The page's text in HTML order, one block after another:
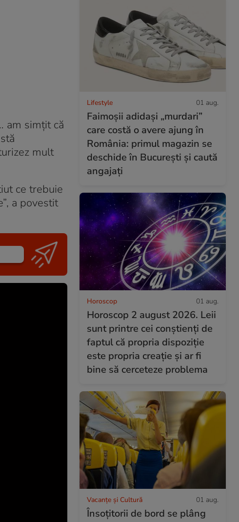
am simțit că
mult
ce trebuie
a povestit
Lifestyle 01 aug.
Faimoșii adidași „murdari”
care costă o avere ajung în
România: primul magazin se
deschide în București și caută
angajați
Horoscop 01 aug.
Horoscop 2 august 2026. Leii
sunt printre cei conștienți de
faptul că propria dispoziție
este propria creație și ar fi
bine să cerceteze problema
Vacanțe și Cultură 01 aug.
Însoțitorii de bord se plâng